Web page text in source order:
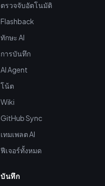
ตรวจจับอัตโนมัติ
Flashback
ทักษะ AI
การบันทึก
AI Agent
โน้ต
Wiki
GitHub Sync
เทมเพลต AI
ฟีเจอร์ทั้งหมด
บันทึก